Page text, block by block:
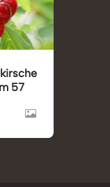
57